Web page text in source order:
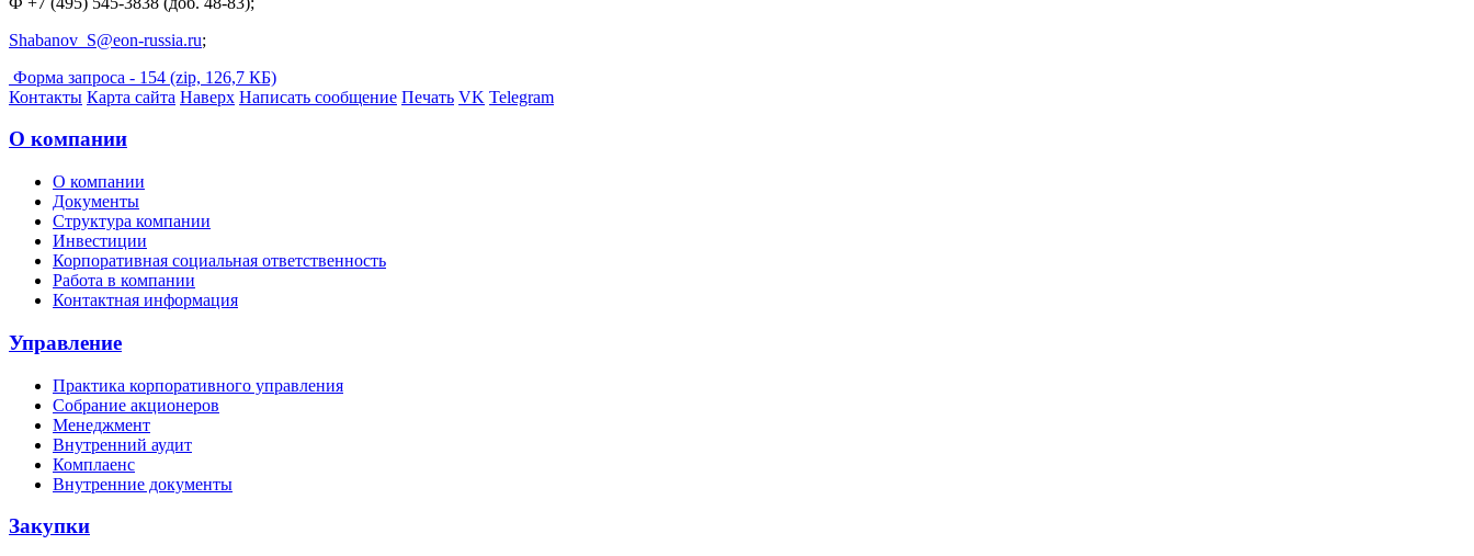
Shabanov S@eon-russia.ru;
Форма запроса - 154 (zip, 126,7 КБ)
Контакты Карта сайта Наверх Написать сообщение Печать VK Telegram
О компании
О компании
Документы
Структура компании
Инвестиции
Корпоративная социальная ответственность
Работа в компании
Контактная информация
Управление
Практика корпоративного управления
Собрание акционеров
Менеджмент
Внутренний аудит
Комплаенс
Внутренние документы
Закупки